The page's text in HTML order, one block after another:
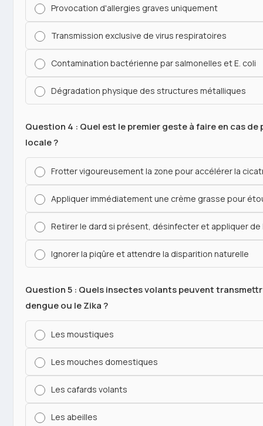
Provocation d'allergies graves uniquement
Transmission exclusive de virus respiratoires
Contamination bactérienne par salmonelles et E. coli
Dégradation physique des structures métalliques
Question 4 : Quel est le premier geste à faire en cas
locale ?
Frotter vigoureusement la zone pour accélérer la
Appliquer immédiatement une crème grasse pour
Retirer le dard si présent, désinfecter et appliquer de
Ignorer la piqûre et attendre la disparition naturelle
Question 5 : Quels insectes volants peuvent
dengue ou le Zika ?
Les moustiques
Les mouches domestiques
Les cafards volants
Les abeilles